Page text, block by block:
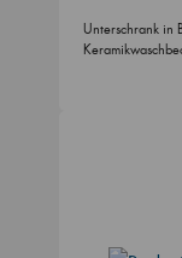
Unterschrank in